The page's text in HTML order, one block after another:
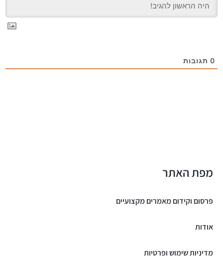
0תגובות
מפת האתר
פרסום וקידום מאמרים מקצועיים
אודות
מדיניות שימוש ופרטיות